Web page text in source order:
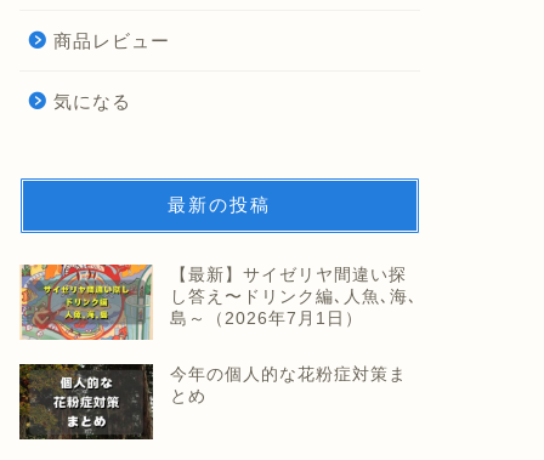
商品レビュー
気になる
最新の投稿
【最新】サイゼリヤ間違い探
し答え〜ドリンク編､人魚､海､
島～（2026年7月1日）
今年の個人的な花粉症対策ま
とめ